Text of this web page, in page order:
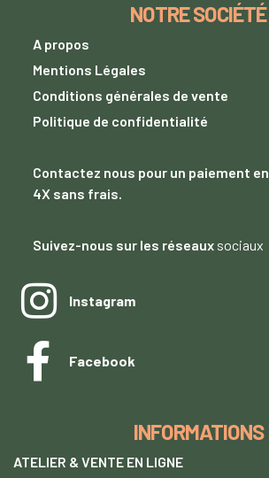
NOTRE SOCIÉTÉ
A propos
Mentions Légales
Conditions générales de vente
Politique de confidentialité
Contactez nous pour un paiement en
4X sans frais.
Suivez-nous sur les réseaux sociaux
Instagram
Facebook
INFORMATIONS
ATELIER & VENTE EN LIGNE